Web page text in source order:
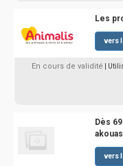
Les
vers
En cours de validité |
Dès
vers